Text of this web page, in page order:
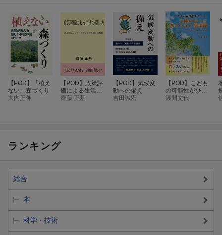
【POD】「植え
ない」森づくり
大内正伸
【POD】政策評
価による生活の
潤し方
齋藤 正基
【POD】気候変
動への備え
吉田誠宏
【POD】こども
の可能性がひら
く、太陽のよう
漆間文代
ランキング
総合
本
科学・技術